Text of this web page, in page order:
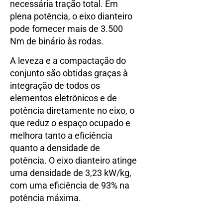
necessária tração total. Em
plena potência, o eixo dianteiro
pode fornecer mais de 3.500
Nm de binário às rodas.
A leveza e a compactação do
conjunto são obtidas graças à
integração de todos os
elementos eletrônicos e de
potência diretamente no eixo, o
que reduz o espaço ocupado e
melhora tanto a eficiência
quanto a densidade de
potência. O eixo dianteiro atinge
uma densidade de 3,23 kW/kg,
com uma eficiência de 93% na
potência máxima.